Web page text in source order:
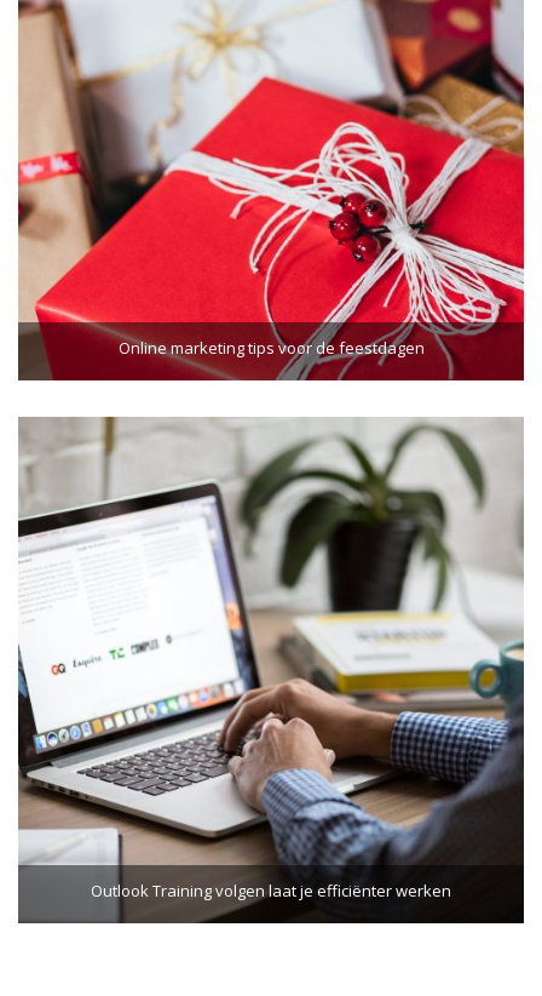
Online marketing tips voor de feestdagen
Outlook Training volgen laat je efficiënter werken